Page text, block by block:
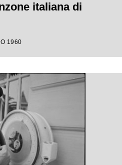
italiana di
1960